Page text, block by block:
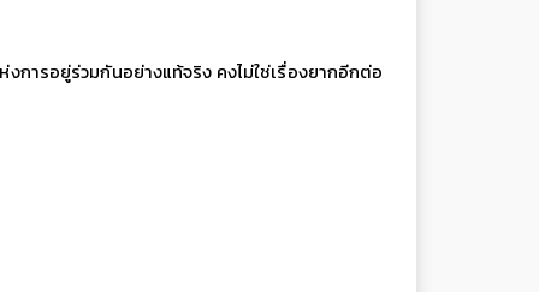
การอยู่ร่วมกันอย่างแท้จริง คงไม่ใช่เรื่องยากอีกต่อ